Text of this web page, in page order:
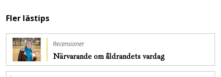
Fler lästips
Recensioner
Närvarande om åldrandets vardag